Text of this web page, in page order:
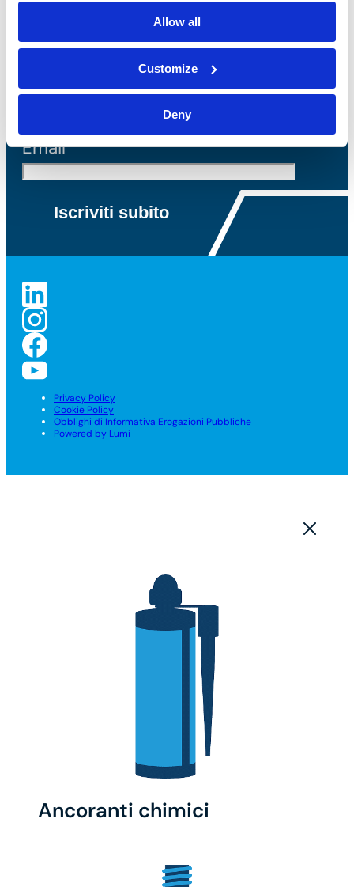
Allow all
Customize
Deny
telai
Iscriviti alla
Email*
Privacy Policy
Cookie Policy
Obblighi di Informativa Erogazioni Pubbliche
Powered by Lumi
Ancoranti chimici